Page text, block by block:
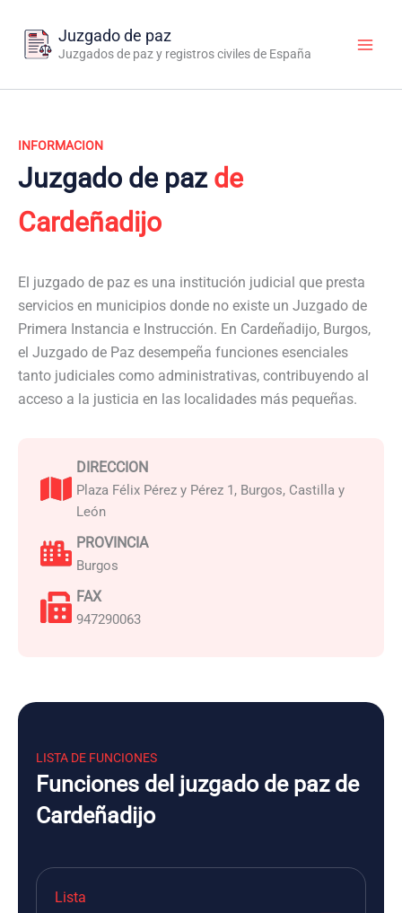
contenido
Juzgado de paz
Juzgados de paz y registros civiles de España
INFORMACION
Juzgado de paz de
Cardeñadijo
El juzgado de paz es una institución judicial que presta
servicios en municipios donde no existe un Juzgado de
Primera Instancia e Instrucción. En Cardeñadijo, Burgos,
el Juzgado de Paz desempeña funciones esenciales
tanto judiciales como administrativas, contribuyendo al
acceso a la justicia en las localidades más pequeñas.
DIRECCION
Plaza Félix Pérez y Pérez 1, Burgos, Castilla y
León
PROVINCIA
Burgos
FAX
947290063
LISTA DE FUNCIONES
Funciones del juzgado de paz de
Cardeñadijo
Lista